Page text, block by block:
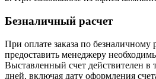
Безналичный расчет
При оплате заказа по безналичному
предоставить менеджеру
Выставленный счет действителен в
дней, включая дату оформления